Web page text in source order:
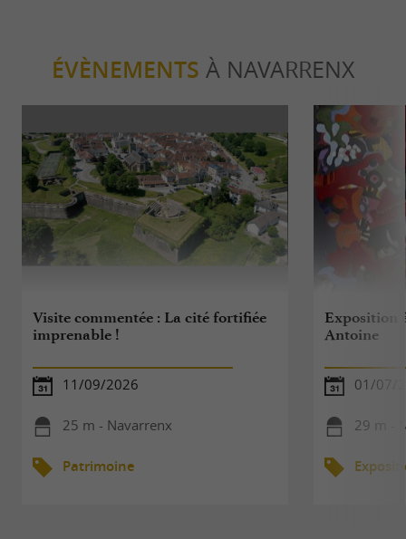
ÉVÈNEMENTS À NAVARRENX
Visite commentée : La cité fortifiée
imprenable !
11/09/2026
25 m - Navarrenx
Patrimoine
Exposition
Antoine
01/07/
29 m -